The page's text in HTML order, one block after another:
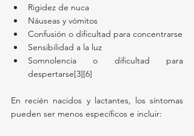
Rigidez de nuca
Náuseas y vómitos
Confusión o dificultad para concentrarse
Sensibilidad a la luz
Somnolencia o dificultad para
despertarse[3][6]
En recién nacidos y lactantes, los síntomas
pueden ser menos específicos e incluir: